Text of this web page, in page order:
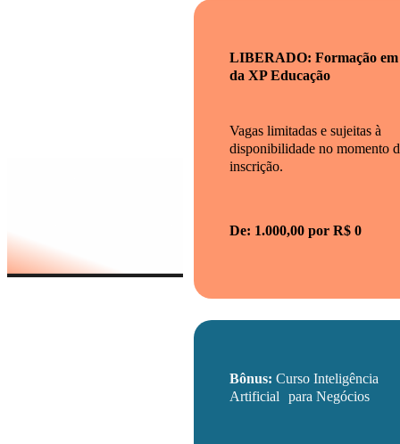
LIBERADO: Formação
da XP Educação
Vagas limitadas e sujeitas à
disponibilidade no momento
inscrição.
De: 1.000,00 por R$ 0
Bônus: Curso Inteligência
Artificial para Negócios